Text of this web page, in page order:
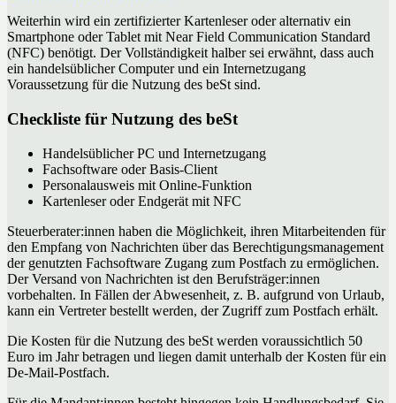
Weiterhin wird ein zertifizierter Kartenleser oder alternativ ein
Smartphone oder Tablet mit Near Field Communication Standard
(NFC) benötigt. Der Vollständigkeit halber sei erwähnt, dass auch
ein handelsüblicher Computer und ein Internetzugang
Voraussetzung für die Nutzung des beSt sind.
Checkliste für Nutzung des beSt
Handelsüblicher PC und Internetzugang
Fachsoftware oder Basis-Client
Personalausweis mit Online-Funktion
Kartenleser oder Endgerät mit NFC
Steuerberater:innen haben die Möglichkeit, ihren Mitarbeitenden für
den Empfang von Nachrichten über das Berechtigungsmanagement
der genutzten Fachsoftware Zugang zum Postfach zu ermöglichen.
Der Versand von Nachrichten ist den Berufsträger:innen
vorbehalten. In Fällen der Abwesenheit, z. B. aufgrund von Urlaub,
kann ein Vertreter bestellt werden, der Zugriff zum Postfach erhält.
Die Kosten für die Nutzung des beSt werden voraussichtlich 50
Euro im Jahr betragen und liegen damit unterhalb der Kosten für ein
De-Mail-Postfach.